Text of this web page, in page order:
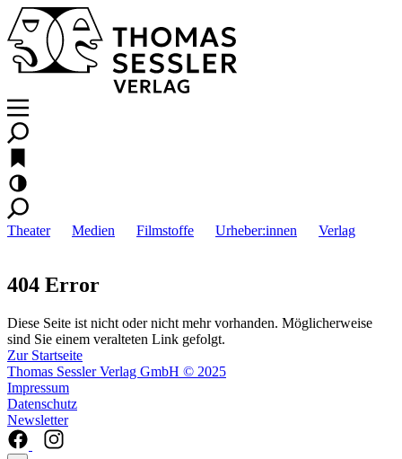
Theater Medien Filmstoffe Urheber:innen Verlag
404 Error
Diese Seite ist nicht oder nicht mehr vorhanden. Möglicherweise
sind Sie einem veralteten Link gefolgt.
Zur Startseite
Thomas Sessler Verlag GmbH © 2025
Impressum
Datenschutz
Newsletter